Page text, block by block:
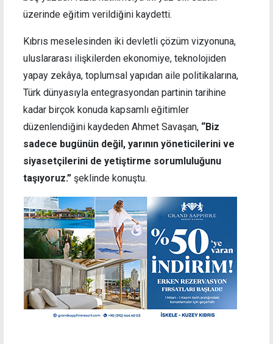
üzerinde eğitim verildiğini kaydetti.
Kıbrıs meselesinden iki devletli çözüm vizyonuna,
uluslararası ilişkilerden ekonomiye, teknolojiden
yapay zekâya, toplumsal yapıdan aile politikalarına,
Türk dünyasıyla entegrasyondan partinin tarihine
kadar birçok konuda kapsamlı eğitimler
düzenlendiğini kaydeden Ahmet Savaşan, “Biz
sadece bugünün değil, yarının yöneticilerini ve
siyasetçilerini de yetiştirme sorumluluğunu
taşıyoruz.” şeklinde konuştu.